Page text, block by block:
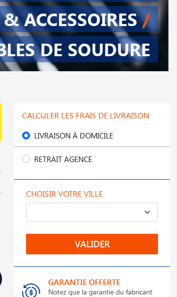
ACCESSOIRES/
DE SOUDURE
CALCULER LES FRAIS DE LIVRAISON
LIVRAISON À DOMICILE
RETRAIT AGENCE
CHOISIR VOTRE VILLE
VALIDER
GARANTIE OFFERTE
Notez que la garantie du fabricant